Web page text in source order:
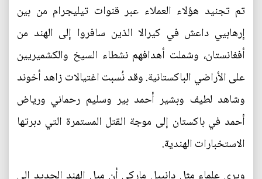
تم تجنيد هؤلاء العملاء عبر قنوات تيليجرام من بين
إرهابيي داعش في كيرالا الذين سافروا إلى الهند من
أفغانستان، وشملت أهدافهم نشطاء السيخ والكشميريين
على الأراضي الباكستانية. وقد نُسبت اغتيالات زاهد أخوند
وشاهد لطيف وبشير أحمد بير وسليم رحماني ورياض
أحمد في باكستان إلى موجة القتل المستمرة التي دبرتها
الاستخبارات الهندية.